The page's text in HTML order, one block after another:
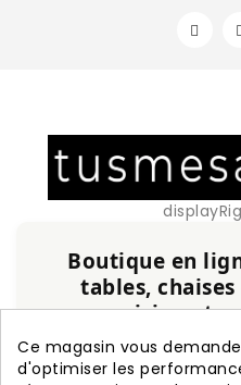
Boutique en
tables,
cuisine et
Service
Ce magasin vous
d'optimiser les